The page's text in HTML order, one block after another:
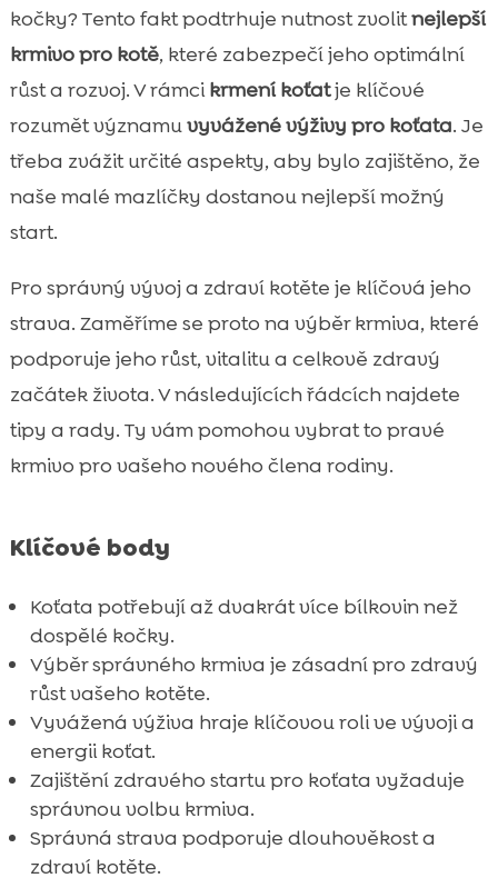
 Jak často krmit kotě?
 Komerčně vyráběné granule vs. domácí
strava
Optimální kotě frekvence krmení
Suché krmivo vs. mokré krmivo
Hypoalergenní krmivo: Kdy a proč ho zvolit
 Bill mokré krmivo: Ideální volba pro mladé
kočky
Důležitost správné péče o toaletu kotěte
Jak zavést nové krmivo do stravy kotěte
Závěr
kočky? Tento fakt podtrhuje nutnost zvolitnejlepší
krmivo pro kotě, které zabezpečí jeho optimální
růst a rozvoj. V rámcikrmení koťatje klíčové
rozumět významuvyvážené výživy pro koťata. Je
třeba zvážit určité aspekty, aby bylo zajištěno, že
naše malé mazlíčky dostanou nejlepší možný
start.
Pro správný vývoj a zdraví kotěte je klíčová jeho
strava. Zaměříme se proto na výběr krmiva, které
podporuje jeho růst, vitalitu a celkově zdravý
začátek života. V následujících řádcích najdete
tipy a rady. Ty vám pomohou vybrat to pravé
krmivo pro vašeho nového člena rodiny.
Klíčové body
Koťata potřebují až dvakrát více bílkovin než
dospělé kočky.
Výběr správného krmiva je zásadní pro zdravý
růst vašeho kotěte.
Vyvážená výživa hraje klíčovou roli ve vývoji a
energii koťat.
Zajištění zdravého startu pro koťata vyžaduje
správnou volbu krmiva.
Správná strava podporuje dlouhověkost a
zdraví kotěte.